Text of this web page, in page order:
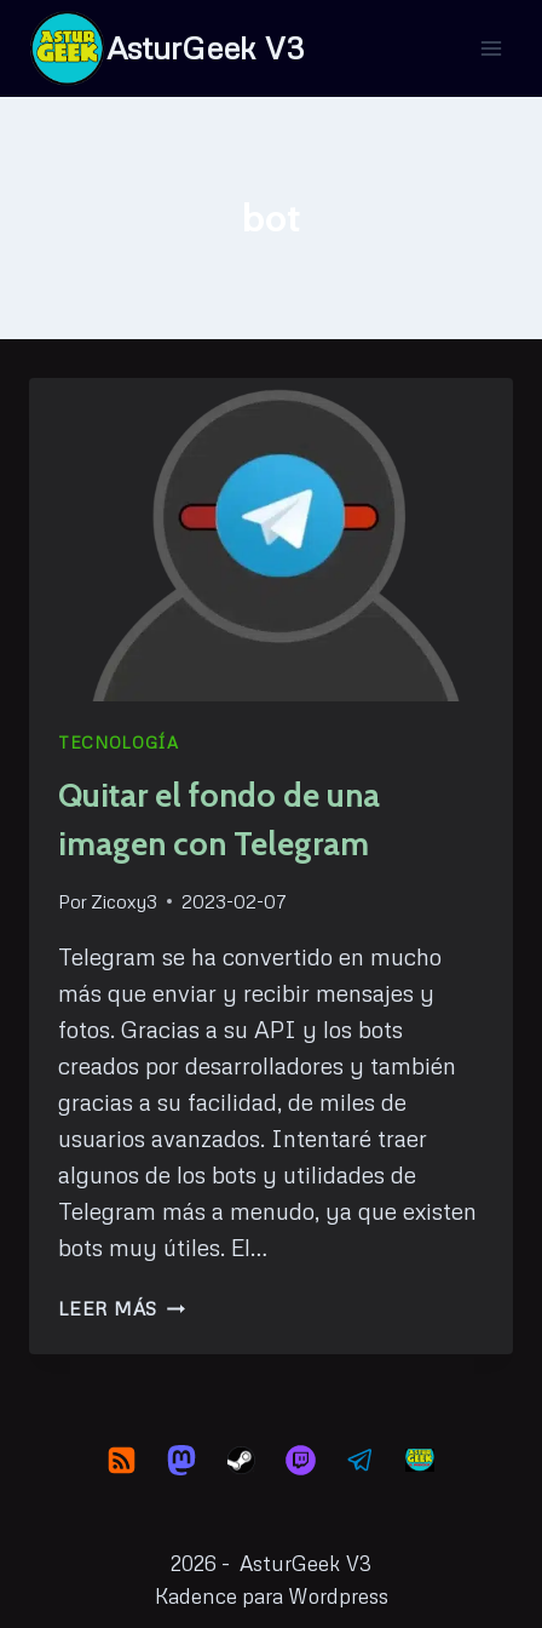
Saltar
contenido
AsturGeek V3
TECNOLOGÍA
Quitar el fondo de una
imagen con Telegram
Por Zicoxy3 2023-02-07
Telegram se ha convertido en mucho
más que enviar y recibir mensajes y
fotos. Gracias a su API y los bots
creados por desarrolladores y también
gracias a su facilidad, de miles de
usuarios avanzados. Intentaré traer
algunos de los bots y utilidades de
Telegram más a menudo, ya que existen
bots muy útiles. El…
LEER MÁS QUITAR
IMAGEN
CON
2026 - AsturGeek V3
Kadence para Wordpress